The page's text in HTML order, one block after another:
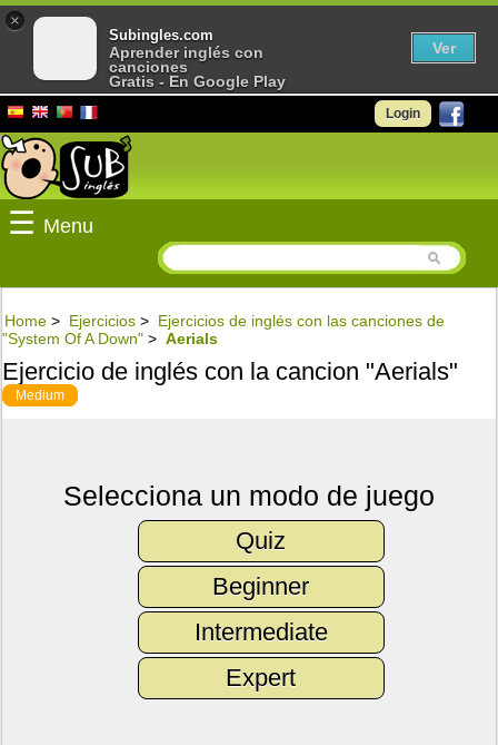
Login
☰ Menu
Home > Ejercicios > Ejercicios de inglés con las canciones de
"System Of A Down" > Aerials
Ejercicio de inglés con la cancion "Aerials"
Medium
Selecciona un modo de juego
Quiz
Beginner
Intermediate
Expert
×
Subingles.com
Aprender inglés con
canciones
Gratis - En Google Play
Ver